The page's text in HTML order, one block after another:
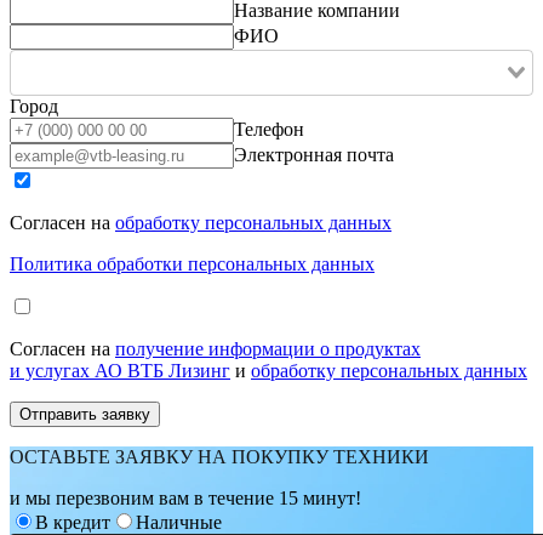
Название компании
ФИО
Город
Телефон
Электронная почта
Согласен на обработку персональных данных
Политика обработки персональных данных
Согласен на получение информации о продуктах
и услугах АО ВТБ Лизинг и обработку персональных данных
ОСТАВЬТЕ ЗАЯВКУ НА ПОКУПКУ ТЕХНИКИ
и мы перезвоним вам в течение 15 минут!
В кредит
Наличные